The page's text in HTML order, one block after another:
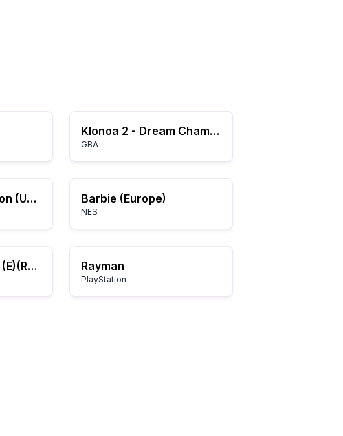
Klonoa 2 - Dream Champ Tournament (U)(Venom)
GBA
Worms Armageddon (USA) (En,Fr,Es) Barbie (Europe)
NES
Kao the Kangaroo (E)(Rocket) Rayman
PlayStation